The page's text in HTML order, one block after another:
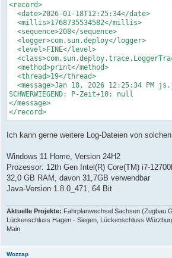
<record>
  <date>2026-01-18T12:25:34</date>
  <millis>1768735534582</millis>
  <sequence>208</sequence>
  <logger>com.sun.deploy</logger>
  <level>FINE</level>
  <method>print</method>
  <thread>19</thread>
<message>Jan 18, 2026 12:25:34 PM
SCHWERWIEGEND: P-Zeit+10: null
</message>
</record>
Ich kann gerne weitere Log-Dateien von
Windows 11 Home, Version 24H2
Prozessor: 12th Gen Intel(R) Core(TM) i7-
32,0 GB RAM, davon 31,7GB verwendbar
Java-Version 1.8.0_471, 64 Bit
Aktuelle Projekte: Fahrplanwechsel Sachsen (Zugbau
Lückenschluss Hagen - Siegen, Lückenschluss
Main
Wozzap